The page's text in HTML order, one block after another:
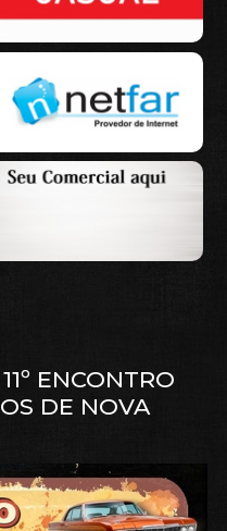
ENCONTRO
DE NOVA